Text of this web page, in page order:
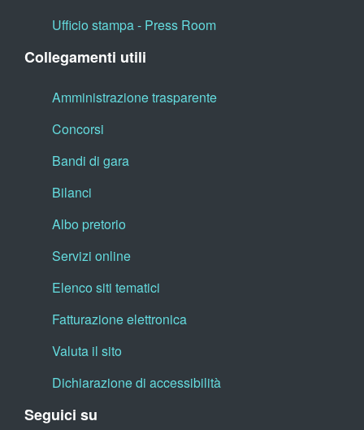
Ufficio stampa - Press Room
Collegamenti utili
Amministrazione trasparente
Concorsi
Bandi di gara
Bilanci
Albo pretorio
Servizi online
Elenco siti tematici
Fatturazione elettronica
Valuta il sito
Dichiarazione di accessibilità
Seguici su